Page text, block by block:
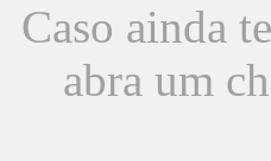
Caso ainda
abra um